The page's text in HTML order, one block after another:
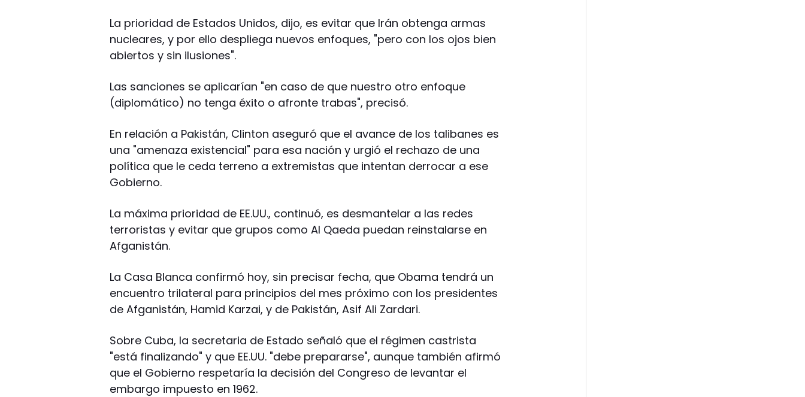
La prioridad de Estados Unidos, dijo, es evitar que Irán obtenga armas
nucleares, y por ello despliega nuevos enfoques, "pero con los ojos bien
abiertos y sin ilusiones".
Las sanciones se aplicarían "en caso de que nuestro otro enfoque
(diplomático) no tenga éxito o afronte trabas", precisó.
En relación a Pakistán, Clinton aseguró que el avance de los talibanes es
una "amenaza existencial" para esa nación y urgió el rechazo de una
política que le ceda terreno a extremistas que intentan derrocar a ese
Gobierno.
La máxima prioridad de EE.UU., continuó, es desmantelar a las redes
terroristas y evitar que grupos como Al Qaeda puedan reinstalarse en
Afganistán.
La Casa Blanca confirmó hoy, sin precisar fecha, que Obama tendrá un
encuentro trilateral para principios del mes próximo con los presidentes
de Afganistán, Hamid Karzai, y de Pakistán, Asif Ali Zardari.
Sobre Cuba, la secretaria de Estado señaló que el régimen castrista
"está finalizando" y que EE.UU. "debe prepararse", aunque también afirmó
que el Gobierno respetaría la decisión del Congreso de levantar el
embargo impuesto en 1962.